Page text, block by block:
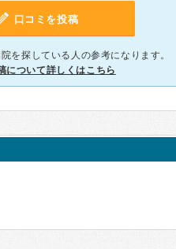
口コミを投稿
を探している人の参考になります。
について詳しくはこちら